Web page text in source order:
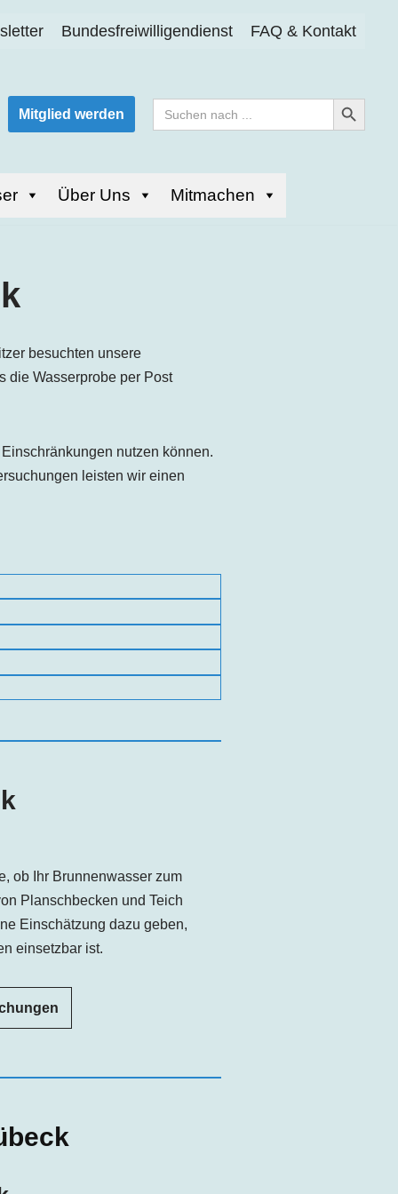
Bundesfreiwilligendienst FAQ & Kontakt
Mitglied werden
Search
for:
Search Button
Über Uns Mitmachen
besuchten unsere
die Wasserprobe per Post
nutzen können.
leisten wir einen
ob Ihr Brunnenwasser zum
Planschbecken und Teich
Einschätzung dazu geben,
einsetzbar ist.